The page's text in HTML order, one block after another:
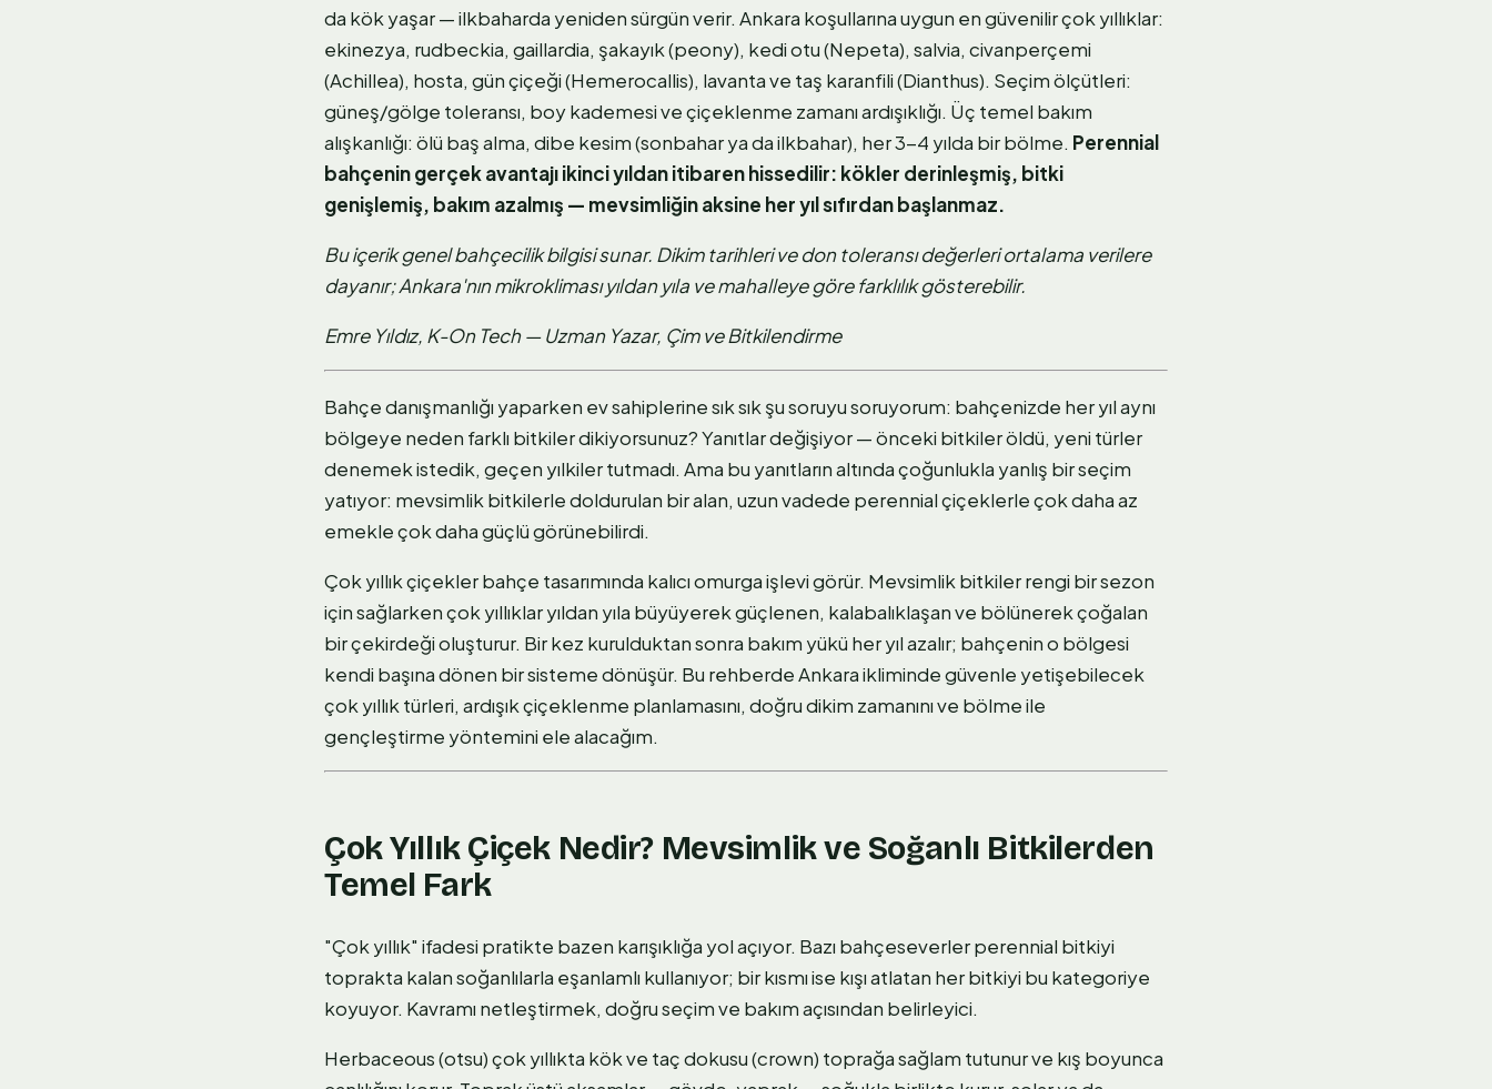
da kök yaşar — ilkbaharda yeniden sürgün verir. Ankara koşullarına uygun en güvenilir çok yıllıklar:
ekinezya, rudbeckia, gaillardia, şakayık (peony), kedi otu (Nepeta), salvia, civanperçemi
(Achillea), hosta, gün çiçeği (Hemerocallis), lavanta ve taş karanfili (Dianthus). Seçim ölçütleri:
güneş/gölge toleransı, boy kademesi ve çiçeklenme zamanı ardışıklığı. Üç temel bakım
alışkanlığı: ölü baş alma, dibe kesim (sonbahar ya da ilkbahar), her 3-4 yılda bir bölme. Perennial
bahçenin gerçek avantajı ikinci yıldan itibaren hissedilir: kökler derinleşmiş, bitki
genişlemiş, bakım azalmış — mevsimliğin aksine her yıl sıfırdan başlanmaz.
Bu içerik genel bahçecilik bilgisi sunar. Dikim tarihleri ve don toleransı değerleri ortalama verilere
dayanır; Ankara'nın mikrokliması yıldan yıla ve mahalleye göre farklılık gösterebilir.
Emre Yıldız, K-On Tech — Uzman Yazar, Çim ve Bitkilendirme
Bahçe danışmanlığı yaparken ev sahiplerine sık sık şu soruyu soruyorum: bahçenizde her yıl aynı
bölgeye neden farklı bitkiler dikiyorsunuz? Yanıtlar değişiyor — önceki bitkiler öldü, yeni türler
denemek istedik, geçen yılkiler tutmadı. Ama bu yanıtların altında çoğunlukla yanlış bir seçim
yatıyor: mevsimlik bitkilerle doldurulan bir alan, uzun vadede perennial çiçeklerle çok daha az
emekle çok daha güçlü görünebilirdi.
Çok yıllık çiçekler bahçe tasarımında kalıcı omurga işlevi görür. Mevsimlik bitkiler rengi bir sezon
için sağlarken çok yıllıklar yıldan yıla büyüyerek güçlenen, kalabalıklaşan ve bölünerek çoğalan
bir çekirdeği oluşturur. Bir kez kurulduktan sonra bakım yükü her yıl azalır; bahçenin o bölgesi
kendi başına dönen bir sisteme dönüşür. Bu rehberde Ankara ikliminde güvenle yetişebilecek
çok yıllık türleri, ardışık çiçeklenme planlamasını, doğru dikim zamanını ve bölme ile
gençleştirme yöntemini ele alacağım.
Çok Yıllık Çiçek Nedir? Mevsimlik ve Soğanlı Bitkilerden
Temel Fark
"Çok yıllık" ifadesi pratikte bazen karışıklığa yol açıyor. Bazı bahçeseverler perennial bitkiyi
toprakta kalan soğanlılarla eşanlamlı kullanıyor; bir kısmı ise kışı atlatan her bitkiyi bu kategoriye
koyuyor. Kavramı netleştirmek, doğru seçim ve bakım açısından belirleyici.
Herbaceous (otsu) çok yıllıkta kök ve taç dokusu (crown) toprağa sağlam tutunur ve kış boyunca